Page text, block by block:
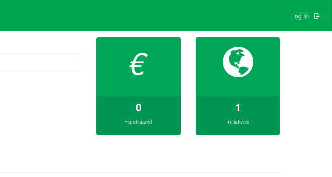
Log In
€
0
Fundraised
1
Initiatives